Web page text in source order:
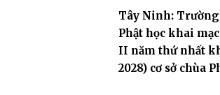
Tây Ninh:
Phật học khai
II năm thứ nhất
2028) cơ sở chùa